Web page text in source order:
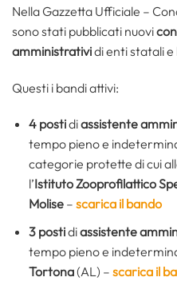
Nella Gazzetta Ufficiale –
sono stati pubblicati nuovi
amministratividi enti statali e
Questi i bandi attivi:
4 postidiassistente
tempo pieno e
categorie protette di cui
l’Istituto Zooprofilattico
Molise– scarica il bando
3 postidiassistente
tempo pieno e
Tortona(AL) – scarica il